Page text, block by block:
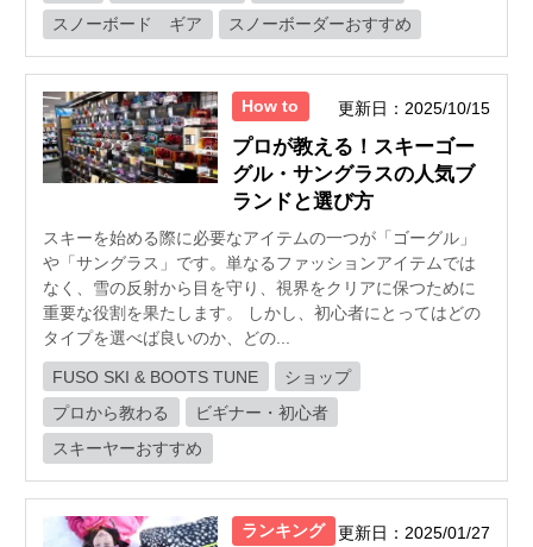
スノーボード ギア
スノーボーダーおすすめ
How to 更新日：2025/10/15
プロが教える！スキーゴー
グル・サングラスの人気ブ
ランドと選び方
スキーを始める際に必要なアイテムの一つが「ゴーグル」
や「サングラス」です。単なるファッションアイテムでは
なく、雪の反射から目を守り、視界をクリアに保つために
重要な役割を果たします。 しかし、初心者にとってはどの
タイプを選べば良いのか、どの...
FUSO SKI & BOOTS TUNE
ショップ
プロから教わる
ビギナー・初心者
スキーヤーおすすめ
ランキング 更新日：2025/01/27